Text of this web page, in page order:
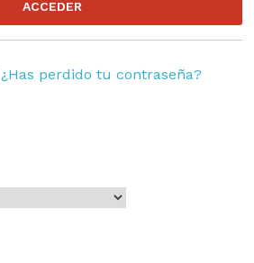
¿Has perdido tu contraseña?